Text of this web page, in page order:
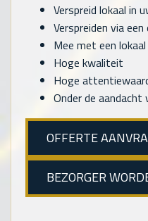
Verspreid lokaal in
Verspreiden via
Mee met een
Hoge kwaliteit
Hoge
Onder de aandacht
OFFERTE
BEZORGER